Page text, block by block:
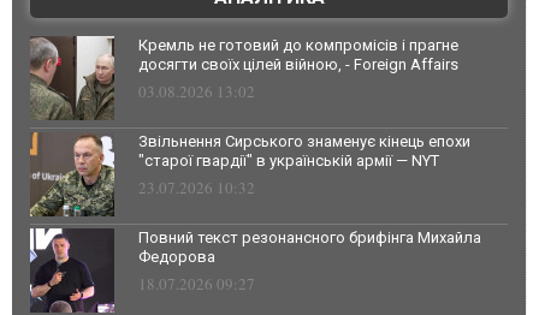
Кремль не готовий до компромісів і прагне
досягти своїх цілей війною, - Foreign Affairs
03.08.2026 13:02
Звільнення Сирського знаменує кінець епохи
"старої гвардії" в українській армії — NYT
23.07.2026 10:32
Повний текст резонансного брифінга Михайла
Федорова
18.07.2026 09:27